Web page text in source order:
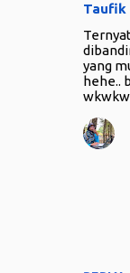
Taufik
yang
hehe..